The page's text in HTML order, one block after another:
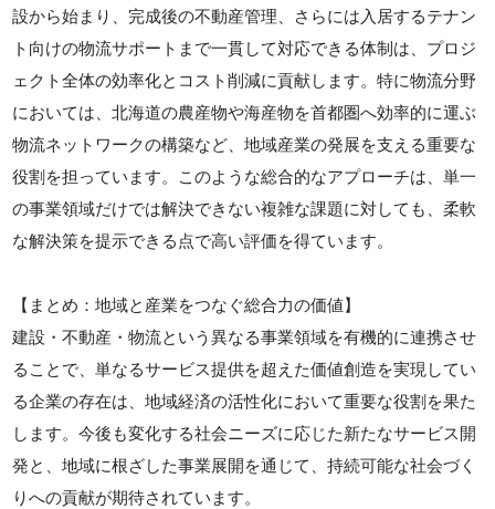
設から始まり、完成後の不動産管理、さらには入居するテナン
ト向けの物流サポートまで一貫して対応できる体制は、プロジ
ェクト全体の効率化とコスト削減に貢献します。特に物流分野
においては、北海道の農産物や海産物を首都圏へ効率的に運ぶ
物流ネットワークの構築など、地域産業の発展を支える重要な
役割を担っています。このような総合的なアプローチは、単一
の事業領域だけでは解決できない複雑な課題に対しても、柔軟
な解決策を提示できる点で高い評価を得ています。
【まとめ：地域と産業をつなぐ総合力の価値】
建設・不動産・物流という異なる事業領域を有機的に連携させ
ることで、単なるサービス提供を超えた価値創造を実現してい
る企業の存在は、地域経済の活性化において重要な役割を果た
します。今後も変化する社会ニーズに応じた新たなサービス開
発と、地域に根ざした事業展開を通じて、持続可能な社会づく
りへの貢献が期待されています。